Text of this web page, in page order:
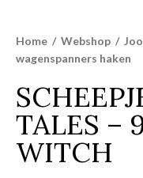
Home / Webshop /
wagenspanners haken
TALES –
WITCH